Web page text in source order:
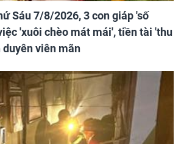
Sáu 7/8/2026, 3 con giáp 'số
'xuôi chèo mát mái', tiền tài 'thu
viên mãn